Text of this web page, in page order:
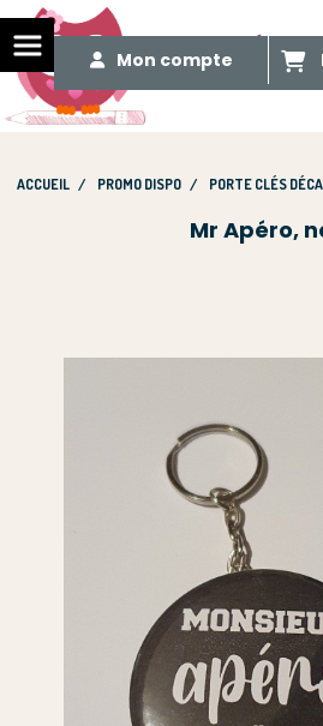
Le Méli
Mon compte
ACCUEIL PROMO DISPO PORTE CLÉS
Mr Apéro,